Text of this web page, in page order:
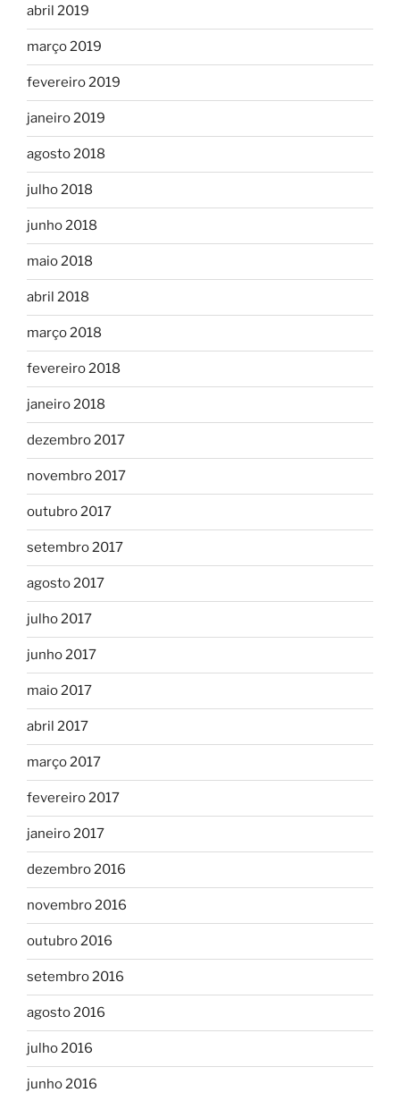
abril 2019
março 2019
fevereiro 2019
janeiro 2019
agosto 2018
julho 2018
junho 2018
maio 2018
abril 2018
março 2018
fevereiro 2018
janeiro 2018
dezembro 2017
novembro 2017
outubro 2017
setembro 2017
agosto 2017
julho 2017
junho 2017
maio 2017
abril 2017
março 2017
fevereiro 2017
janeiro 2017
dezembro 2016
novembro 2016
outubro 2016
setembro 2016
agosto 2016
julho 2016
junho 2016